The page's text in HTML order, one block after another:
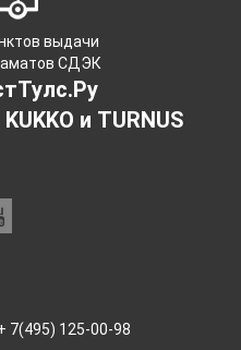
выдачи
СДЭК
и TURNUS
7(495) 125-00-98